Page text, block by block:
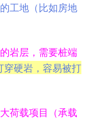
工地（比如房地
岩层，需要桩端
穿硬岩，容易被打
荷载项目（承载